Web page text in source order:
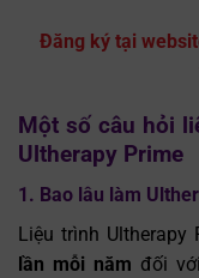
Đăng ký tại
Một số câu hỏi
Ultherapy Prime
1. Bao lâu làm
Liệu trình Ultherapy
lần mỗi năm đối